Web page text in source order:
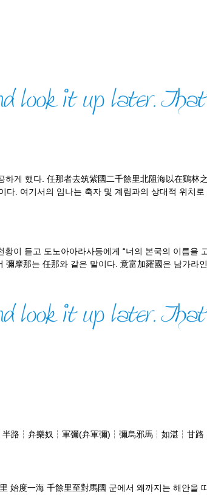
게 했다. 任那者去筑紫國二千餘里北阻海以在鷄
. 여기서의 임나는 축자 및 계림과의 상대적 위치
이 듣고 도노아아라사등에게 “너의 본국의 이름
摩那는 任那와 같은 말이다. 意富加羅國은 남가라
路┆弁樂奴┆軍彌(弁軍彌)┆彌烏邪馬┆如湛┆
始度一海 千餘里至對馬國 군에서 왜까지는 해안